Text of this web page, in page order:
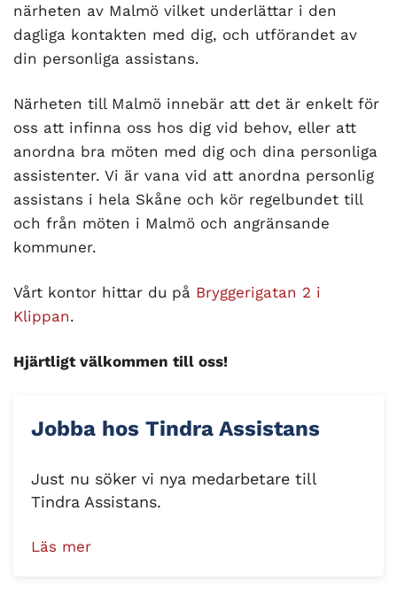
närheten av Malmö vilket underlättar i den
dagliga kontakten med dig, och utförandet av
din personliga assistans.
Närheten till Malmö innebär att det är enkelt för
oss att infinna oss hos dig vid behov, eller att
anordna bra möten med dig och dina personliga
assistenter. Vi är vana vid att anordna personlig
assistans i hela Skåne och kör regelbundet till
och från möten i Malmö och angränsande
kommuner.
Vårt kontor hittar du på Bryggerigatan 2 i
Klippan.
Hjärtligt välkommen till oss!
Jobba hos Tindra Assistans
Just nu söker vi nya medarbetare till
Tindra Assistans.
Läs mer